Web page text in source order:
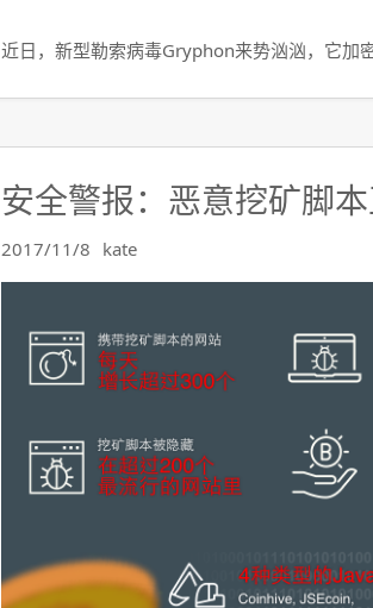
近日，新型勒索病毒Gryphon来势汹汹，它加
安全警报：恶意挖矿脚
2017/11/8 kate